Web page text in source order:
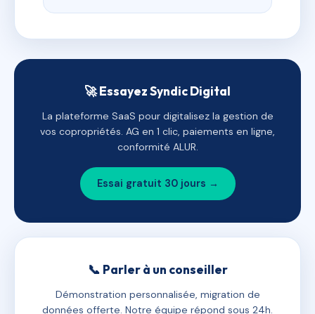
🚀 Essayez Syndic Digital
La plateforme SaaS pour digitalisez la gestion de
vos copropriétés. AG en 1 clic, paiements en ligne,
conformité ALUR.
Essai gratuit 30 jours →
📞 Parler à un conseiller
Démonstration personnalisée, migration de
données offerte. Notre équipe répond sous 24h.